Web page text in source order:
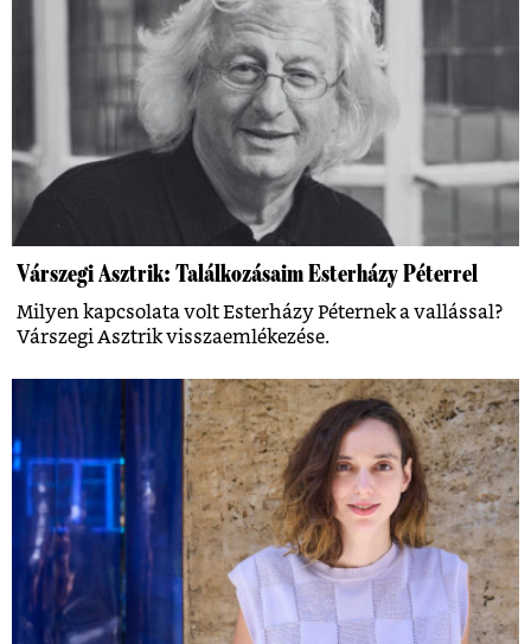
Várszegi Asztrik: Találkozásaim Esterházy Péterrel
Milyen kapcsolata volt Esterházy Péternek a vallással?
Várszegi Asztrik visszaemlékezése.